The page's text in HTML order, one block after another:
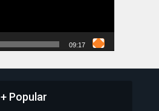
09:17
+ Popular